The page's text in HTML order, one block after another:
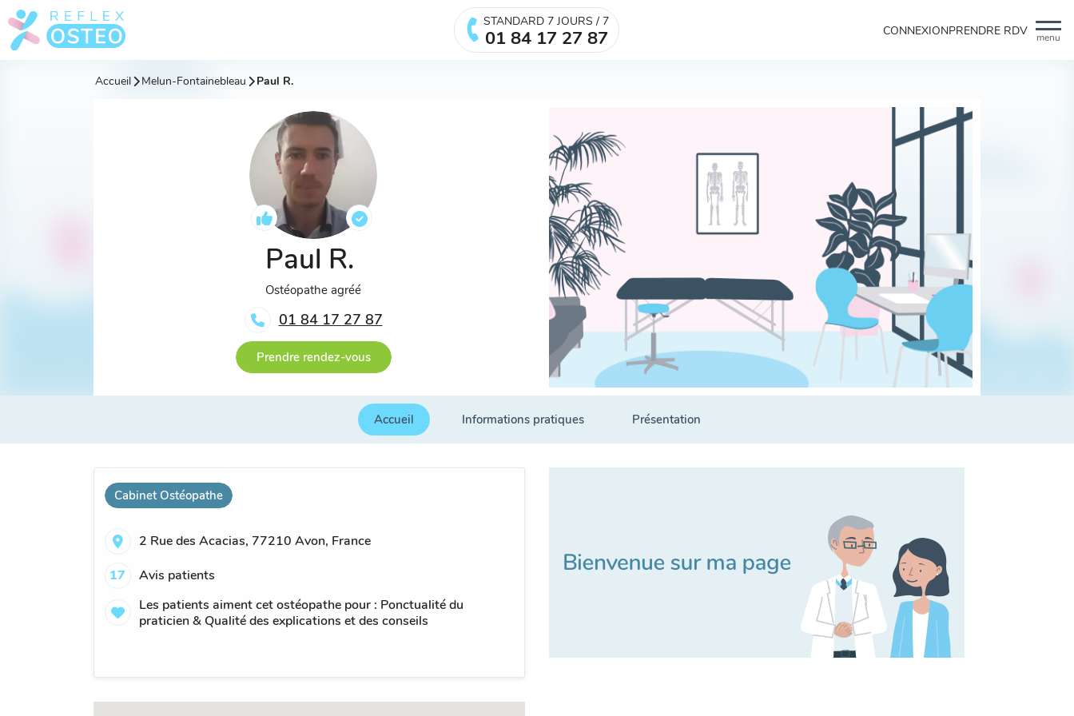
menu
STANDARD 7 JOURS / 7
01 84 17 27 87 CONNEXIONPRENDRE RDV
Accueil Melun-Fontainebleau Paul R.
Paul R.
Ostéopathe agréé
01 84 17 27 87
Prendre rendez-vous
Accueil Informations pratiques Présentation
Cabinet Ostéopathe
2 Rue des Acacias, 77210 Avon, France
17
Avis patients
Les patients aiment cet ostéopathe pour : Ponctualité du
praticien & Qualité des explications et des conseils